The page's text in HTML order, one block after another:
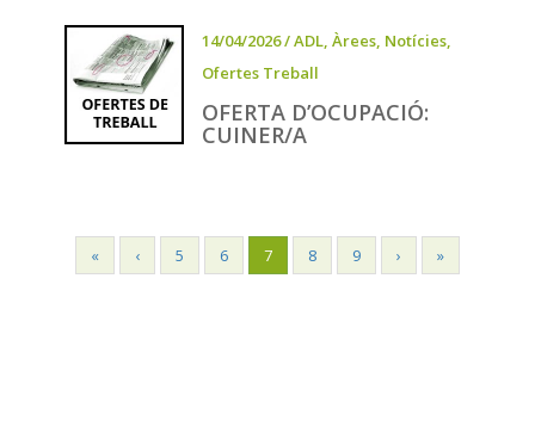
14/04/2026/ADL, Àrees, Notícies,
Ofertes Treball
OFERTA D’OCUPACIÓ:
CUINER/A
« ‹ 5 6 7 8 9 › »